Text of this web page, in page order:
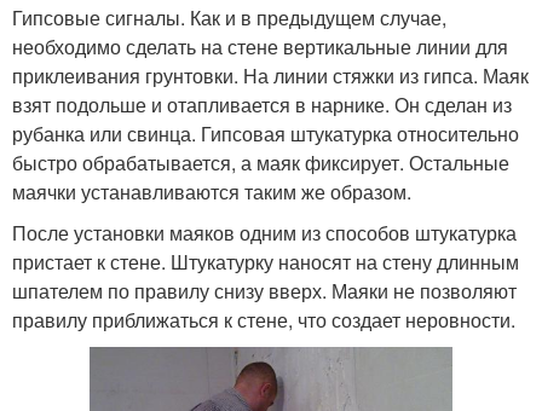
Гипсовые сигналы. Как и в предыдущем случае,
необходимо сделать на стене вертикальные линии для
приклеивания грунтовки. На линии стяжки из гипса. Маяк
взят подольше и отапливается в нарнике. Он сделан из
рубанка или свинца. Гипсовая штукатурка относительно
быстро обрабатывается, а маяк фиксирует. Остальные
маячки устанавливаются таким же образом.
После установки маяков одним из способов штукатурка
пристает к стене. Штукатурку наносят на стену длинным
шпателем по правилу снизу вверх. Маяки не позволяют
правилу приближаться к стене, что создает неровности.